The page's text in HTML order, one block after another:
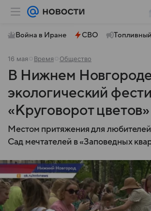
Война в Иране СВО
16 мая Время Общество
В Нижнем
экологический
«Круговорот цветов»
Местом притяжения для любителей
Сад мечтателей в «Заповедных